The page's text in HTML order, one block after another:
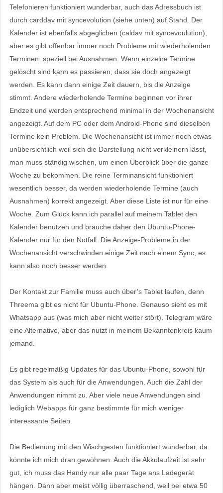
Telefonieren funktioniert wunderbar, auch das Adressbuch ist
durch carddav mit syncevolution (siehe unten) auf Stand. Der
Kalender ist ebenfalls abgeglichen (caldav mit syncevoulution),
aber es gibt offenbar immer noch Probleme mit wiederholenden
Terminen, speziell bei Ausnahmen. Wenn einzelne Termine
gelöscht sind kann es passieren, dass sie doch angezeigt
werden. Es kann dann einige Zeit dauern, bis die Anzeige
stimmt. Andere wiederholende Termine beginnen vor ihrer
Endzeit und werden entsprechend minimal in der Wochenansicht
angezeigt. Auf dem PC oder dem Android-Phone sind dieselben
Termine kein Problem. Die Wochenansicht ist immer noch etwas
unübersichtlich weil sich die Darstellung nicht verkleinern lässt,
man muss ständig wischen, um einen Überblick über die ganze
Woche zu bekommen. Die reine Terminansicht funktioniert
wesentlich besser, da werden wiederholende Termine (auch
Ausnahmen) korrekt angezeigt. Aber diese Liste ist nur für eine
Woche. Zum Glück kann ich parallel auf meinem Tablet den
Kalender benutzen und brauche daher den Ubuntu-Phone-
Kalender nur für den Notfall. Die Anzeige-Probleme in der
Wochenansicht verschwinden einige Zeit nach einem Sync, es
kann also noch besser werden.
Der Kontakt zur Familie muss auch über’s Tablet laufen, denn
Threema gibt es nicht für Ubuntu-Phone. Genauso sieht es mit
Whatsapp aus (was mich aber nicht weiter stört). Telegram wäre
eine Alternative, aber das nutzt in meinem Bekanntenkreis kaum
jemand.
Es gibt regelmäßig Updates für das Ubuntu-Phone, sowohl für
das System als auch für die Anwendungen. Auch die Zahl der
Anwendungen nimmt zu. Aber viele neue Anwendungen sind
lediglich Webapps für ganz bestimmte für mich weniger
interessante Seiten.
Die Bedienung mit den Wischgesten funktioniert wunderbar, da
könnte ich mich dran gewöhnen. Auch die Akkulaufzeit ist sehr
gut, ich muss das Handy nur alle paar Tage ans Ladegerät
hängen. Dann aber meist völlig überraschend, weil bei etwa 50